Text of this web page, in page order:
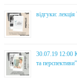
відгуки:
30.07.19 12:00
та перспективи”